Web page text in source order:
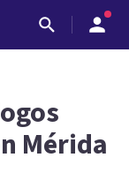
Mérida